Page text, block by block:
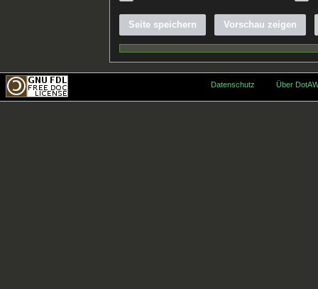
Seite speichern Vorschau zeigen
Datenschutz Über